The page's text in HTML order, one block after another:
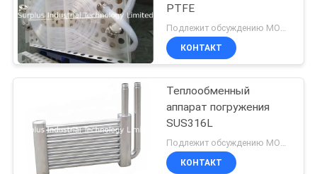
PTFE
Подлежит обсуждению MOQ:1PCS
КОНТАКТ
Теплообменный
аппарат погружения
SUS316L
КОНТАКТ